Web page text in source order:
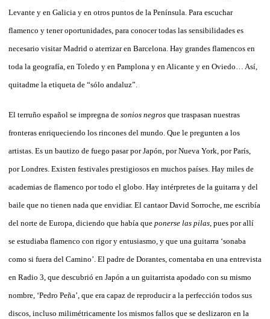
Levante y en Galicia y en otros puntos de la Península. Para escuchar
flamenco y tener oportunidades, para conocer todas las sensibilidades es
necesario visitar Madrid o aterrizar en Barcelona. Hay grandes flamencos en
toda la geografía, en Toledo y en Pamplona y en Alicante y en Oviedo… Así,
quitadme la etiqueta de “sólo andaluz”.
El terruño español se impregna de sonios negros que traspasan nuestras
fronteras enriqueciendo los rincones del mundo. Que le pregunten a los
artistas. Es un bautizo de fuego pasar por Japón, por Nueva York, por París,
por Londres. Existen festivales prestigiosos en muchos países. Hay miles de
academias de flamenco por todo el globo. Hay intérpretes de la guitarra y del
baile que no tienen nada que envidiar. El cantaor David Sorroche, me escribía
del norte de Europa, diciendo que había que ponerse las pilas , pues por allí
se estudiaba flamenco con rigor y entusiasmo, y que una guitarra ‘sonaba
como si fuera del Camino’. El padre de Dorantes, comentaba en una entrevista
en Radio 3, que descubrió en Japón a un guitarrista apodado con su mismo
nombre, ‘Pedro Peña’, que era capaz de reproducir a la perfección todos sus
discos, incluso milimétricamente los mismos fallos que se deslizaron en la